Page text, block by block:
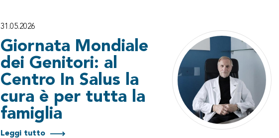
31.05.2026
Giornata Mondiale
dei Genitori: al
Centro In Salus la
cura è per tutta la
famiglia
Leggi tutto